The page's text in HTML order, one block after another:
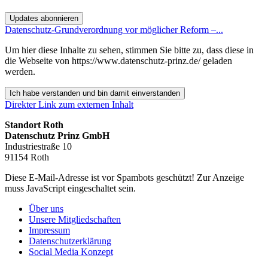
Updates abonnieren
Datenschutz-Grundverordnung vor möglicher Reform –...
Um hier diese Inhalte zu sehen, stimmen Sie bitte zu, dass diese in
die Webseite von https://www.datenschutz-prinz.de/ geladen
werden.
Ich habe verstanden und bin damit einverstanden
Direkter Link zum externen Inhalt
Standort Roth
Datenschutz Prinz GmbH
Industriestraße 10
91154 Roth
Diese E-Mail-Adresse ist vor Spambots geschützt! Zur Anzeige
muss JavaScript eingeschaltet sein.
Über uns
Unsere Mitgliedschaften
Impressum
Datenschutzerklärung
Social Media Konzept